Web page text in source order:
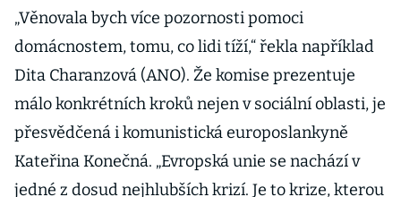
„Věnovala bych více pozornosti pomoci
domácnostem, tomu, co lidi tíží,“ řekla například
Dita Charanzová (ANO). Že komise prezentuje
málo konkrétních kroků nejen v sociální oblasti, je
přesvědčená i komunistická europoslankyně
Kateřina Konečná. „Evropská unie se nachází v
jedné z dosud nejhlubších krizí. Je to krize, kterou